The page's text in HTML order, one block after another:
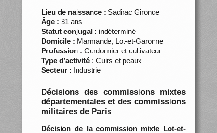
Lieu de naissance : Sadirac Gironde
Âge : 31 ans
Statut conjugal : indéterminé
Domicile : Marmande, Lot-et-Garonne
Profession : Cordonnier et cultivateur
Type d’activité : Cuirs et peaux
Secteur : Industrie
Décisions des commissions mixtes
départementales et des commissions
militaires de Paris
Décision de la commission mixte Lot-et-